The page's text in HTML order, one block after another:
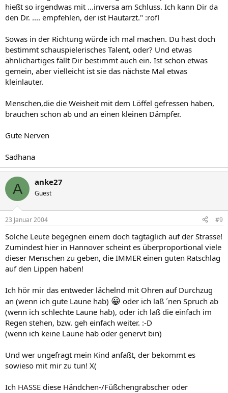
hießt so irgendwas mit ...inversa am Schluss. Ich kann Dir da
den Dr. .... empfehlen, der ist Hautarzt." :rofl
Sowas in der Richtung würde ich mal machen. Du hast doch
bestimmt schauspielerisches Talent, oder? Und etwas
ähnlichartiges fällt Dir bestimmt auch ein. Ist schon etwas
gemein, aber vielleicht ist sie das nächste Mal etwas
kleinlauter.
Menschen,die die Weisheit mit dem Löffel gefressen haben,
brauchen schon ab und an einen kleinen Dämpfer.
Gute Nerven
Sadhana
A anke27
Guest
23 Januar 2004 #9
Solche Leute begegnen einem doch tagtäglich auf der Strasse!
Zumindest hier in Hannover scheint es überproportional viele
dieser Menschen zu geben, die IMMER einen guten Ratschlag
auf den Lippen haben!
Ich hör mir das entweder lächelnd mit Ohren auf Durchzug
an (wenn ich gute Laune hab) 😀 oder ich laß ´nen Spruch ab
(wenn ich schlechte Laune hab), oder ich laß die einfach im
Regen stehen, bzw. geh einfach weiter. :-D
(wenn ich keine Laune hab oder genervt bin)
Und wer ungefragt mein Kind anfaßt, der bekommt es
sowieso mit mir zu tun! X(
Ich HASSE diese Händchen-/Füßchengrabscher oder